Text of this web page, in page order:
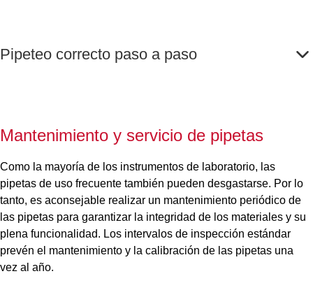
Pipeteo correcto paso a paso
Mantenimiento y servicio de pipetas
Como la mayoría de los instrumentos de laboratorio, las
pipetas de uso frecuente también pueden desgastarse. Por lo
tanto, es aconsejable realizar un mantenimiento periódico de
las pipetas para garantizar la integridad de los materiales y su
plena funcionalidad. Los intervalos de inspección estándar
prevén el mantenimiento y la calibración de las pipetas una
vez al año.